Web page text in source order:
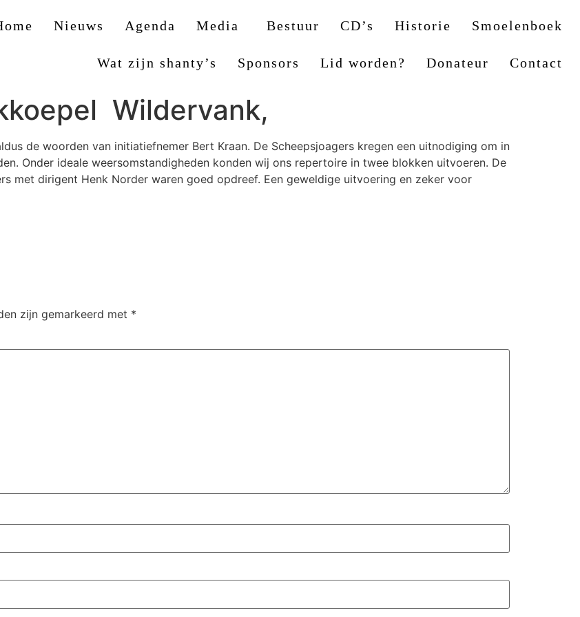
Nieuws Agenda Media Bestuur CD’s Historie Smoelenboek
Wat zijn shanty’s Sponsors Lid worden? Donateur Contact
Wildervank,
de woorden van initiatiefnemer Bert Kraan. De Scheepsjoagers kregen een uitnodiging om in
Onder ideale weersomstandigheden konden wij ons repertoire in twee blokken uitvoeren. De
met dirigent Henk Norder waren goed opdreef. Een geweldige uitvoering en zeker voor
zijn gemarkeerd met *